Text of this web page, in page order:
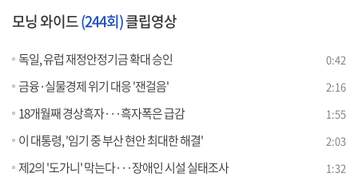
모닝 와이드(244회)클립영상
독일, 유럽 재정안정기금 확대 승인 0:42
금융·실물경제 위기 대응 '잰걸음' 2:16
18개월째 경상흑자···흑자폭은 급감 1:55
이 대통령, '임기 중 부산 현안 최대한 해결' 2:03
제2의 '도가니' 막는다···장애인 시설 실태조사 1:32